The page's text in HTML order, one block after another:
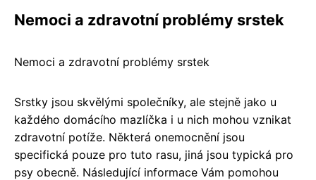
Nemoci a zdravotní problémy srstek
Nemoci a zdravotní problémy srstek
Srstky jsou skvělými společníky, ale stejně jako u
každého domácího mazlíčka i u nich mohou vznikat
zdravotní potíže. Některá onemocnění jsou
specifická pouze pro tuto rasu, jiná jsou typická pro
psy obecně. Následující informace Vám pomohou